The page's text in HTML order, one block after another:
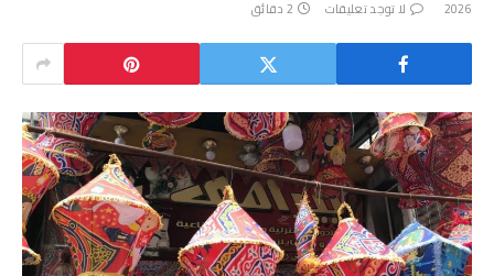
2026
لا توجد تعليقات 2 دقائق